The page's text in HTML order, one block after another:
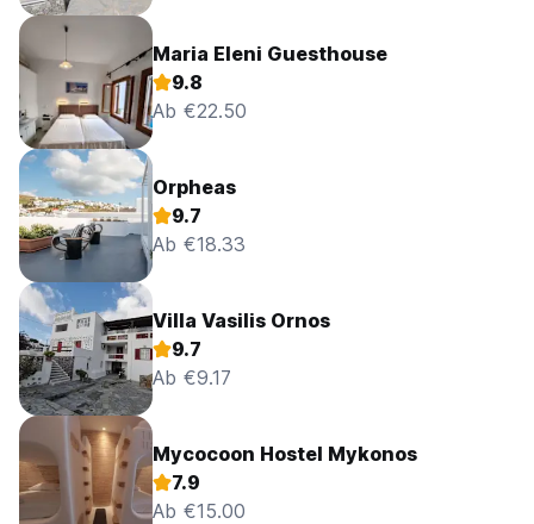
Maria Eleni Guesthouse
9.8
Ab €22.50
Orpheas
9.7
Ab €18.33
Villa Vasilis Ornos
9.7
Ab €9.17
Mycocoon Hostel Mykonos
7.9
Ab €15.00